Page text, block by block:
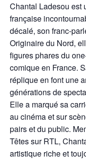
Chantal Ladesou est
française
décalé, son franc-
Originaire du Nord,
figures phares du
comique en France.
réplique en font une
générations de
Elle a marqué sa
au cinéma et sur
pairs et du public.
Têtes sur RTL,
artistique riche et